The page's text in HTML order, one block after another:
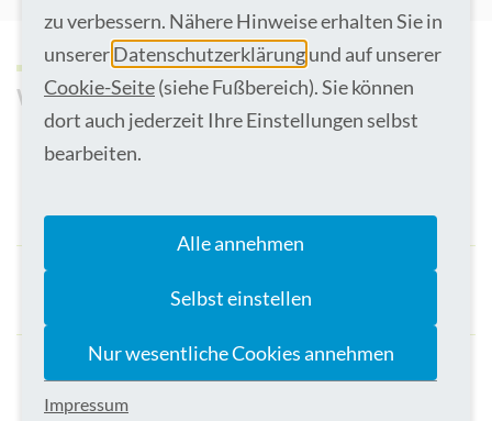
Welche Behandlungen bieten wir an?
Prostatakrebs
Nierentumorentfernung mit Erhalt der Niere
Nierenbeckenplastik bei
Nierenbeckenabgangsenge
zu verbessern. Nähere Hinweise erhalten Sie in
unsererDatenschutzerklärungund auf unserer
Cookie-Seite(siehe Fußbereich). Sie können
dort auch jederzeit Ihre Einstellungen selbst
bearbeiten.
Alle annehmen
Selbst einstellen
Nur wesentliche Cookies annehmen
Impressum